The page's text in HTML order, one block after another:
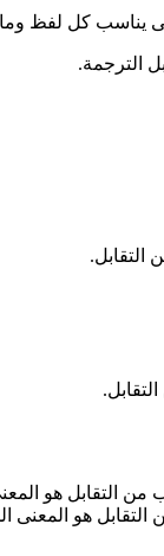
الترجمة.